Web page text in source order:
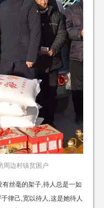
周边村镇贫困户
丝毫的架子,待人总是一如
律己,宽以待人,这是她待人